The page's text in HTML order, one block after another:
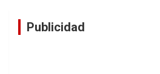
Publicidad